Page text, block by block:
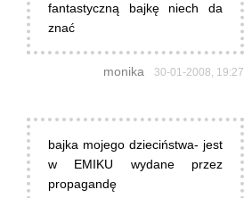
fantastyczną bajkę niech da
znać
monika 30-01-2008, 19:27
bajka mojego dzieciństwa- jest
w EMIKU wydane przez
propagandę